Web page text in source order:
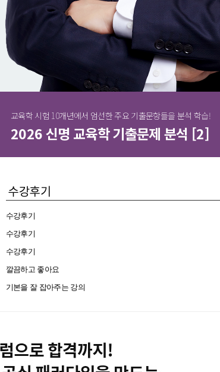
교육학 시험 10개년에서 엄선한 주요 기출문항들을 분석 학습!
2026 신명 교육학 기출문제 분석 [2]
수강후기
수강후기
수강후기
깔끔하고 좋아요
기본을 잘 잡아주는 강의